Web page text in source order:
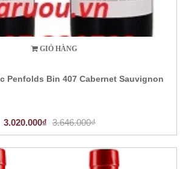
GIỎ HÀNG
Penfolds Bin 407 Cabernet Sauvignon
3.020.000₫ 3.646.000₫